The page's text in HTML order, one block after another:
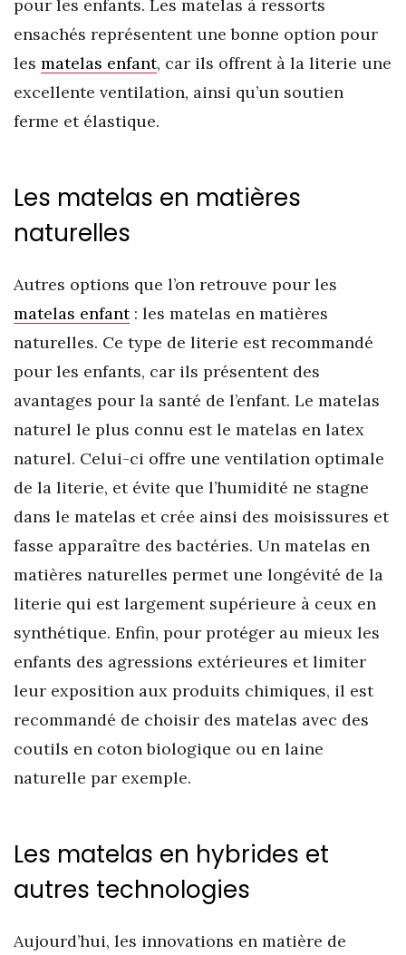
pour les enfants. Les matelas à ressorts
ensachés représentent une bonne option pour
les matelas enfant, car ils offrent à la literie une
excellente ventilation, ainsi qu’un soutien
ferme et élastique.
Les matelas en matières
naturelles
Autres options que l’on retrouve pour les
matelas enfant: les matelas en matières
naturelles. Ce type de literie est recommandé
pour les enfants, car ils présentent des
avantages pour la santé de l’enfant. Le matelas
naturel le plus connu est le matelas en latex
naturel. Celui-ci offre une ventilation optimale
de la literie, et évite que l’humidité ne stagne
dans le matelas et crée ainsi des moisissures et
fasse apparaître des bactéries. Un matelas en
matières naturelles permet une longévité de la
literie qui est largement supérieure à ceux en
synthétique. Enfin, pour protéger au mieux les
enfants des agressions extérieures et limiter
leur exposition aux produits chimiques, il est
recommandé de choisir des matelas avec des
coutils en coton biologique ou en laine
naturelle par exemple.
Les matelas en hybrides et
autres technologies
Aujourd’hui, les innovations en matière de